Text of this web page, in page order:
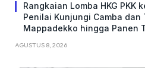
Rangkaian Lomba HKG PKK
Penilai Kunjungi Camba dan
Mappadekko hingga Panen
AGUSTUS 8, 2026